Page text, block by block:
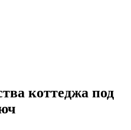
коттеджа под